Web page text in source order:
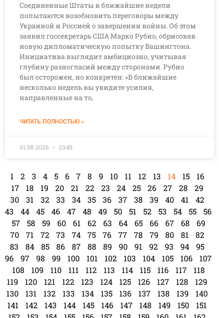
Соединенные Штаты в ближайшие недели
попытаются возобновить переговоры между
Украиной и Россией о завершении войны. Об этом
заявил госсекретарь США Марко Рубио, обрисовав
новую дипломатическую попытку Вашингтона.
Инициатива выглядит амбициозно, учитывая
глубину разногласий между сторонами. Рубио
был осторожен, но конкретен: «В ближайшие
несколько недель вы увидите усилия,
направленные на то,
ЧИТАТЬ ПОЛНОСТЬЮ »
01.08.2026 23:45
1 2 3 4 5 6 7 8 9 10 11 12 13 14 15
16
17
18 19 20 21 22 23 24 25 26 27 28
29
30
31 32 33 34 35 36 37 38 39 40 41
42
43
44 45 46 47 48 49 50 51 52 53 54 55
56
57
58 59 60 61 62 63 64 65 66 67 68
69
70
71 72 73 74 75 76 77 78 79 80 81
82
83
84 85 86 87 88 89 90 91 92 93 94
95
96
97 98 99 100 101 102 103 104 105 106
107
108
109 110 111 112 113 114 115 116 117
118
119
120 121 122 123 124 125 126 127 128
129
130
131 132 133 134 135 136 137 138 139
140
141
142 143 144 145 146 147 148 149 150
151